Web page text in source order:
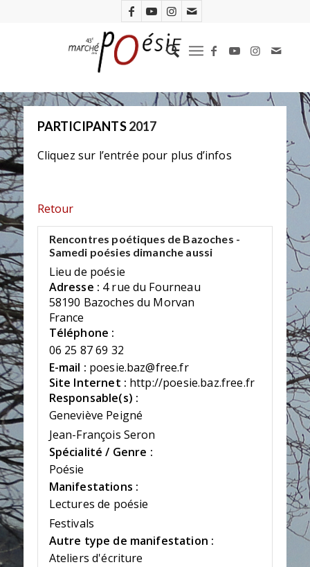
PARTICIPANTS2017
Cliquez sur l’entrée pour plus d’infos
Retour
Rencontres poétiques de Bazoches -
Samedi poésies dimanche aussi
Lieu de poésie
Adresse : 4 rue du Fourneau
58190 Bazoches du Morvan
France
Téléphone :
06 25 87 69 32
E-mail : poesie.baz@free.fr
Site Internet : http://poesie.baz.free.fr
Responsable(s) :
Geneviève Peigné
Jean-François Seron
Spécialité / Genre :
Poésie
Manifestations :
Lectures de poésie
Festivals
Autre type de manifestation :
Ateliers d'écriture